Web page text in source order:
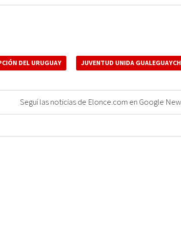
DEL URUGUAY JUVENTUD UNIDA
Seguí las noticias de Elonce.com en Google